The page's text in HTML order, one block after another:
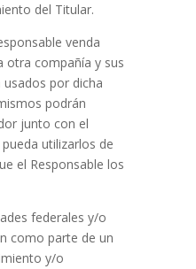
del Titular.
venda
otra compañía y sus
por dicha
podrán
junto con el
utilizarlos de
el Responsable los
federales y/o
como parte de un
y/o